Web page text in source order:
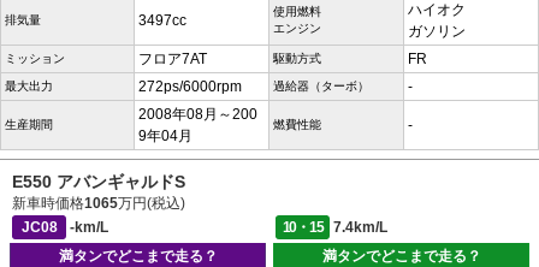
排気量 3497cc
使用燃料
エンジン
ハイオク
ガソリン
ミッション フロア7AT 駆動方式 FR
最大出力 272ps/6000rpm 過給器（ターボ） -
生産期間
2008年08月～200
9年04月
燃費性能 -
E550 アバンギャルドS
新車時価格1065万円(税込)
JC08
-km/L 10・15
7.4km/L
満タンでどこまで走る？
満タンでどこまで走る？